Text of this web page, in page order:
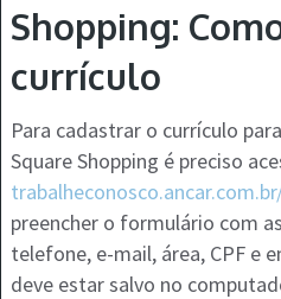
Shopping:
currículo
Para cadastrar o currículo
Square Shopping é preciso
preencher o formulário com
telefone, e-mail, área, CPF e
deve estar salvo no